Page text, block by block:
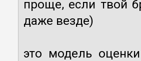
проще, если твой
даже везде)
это модель